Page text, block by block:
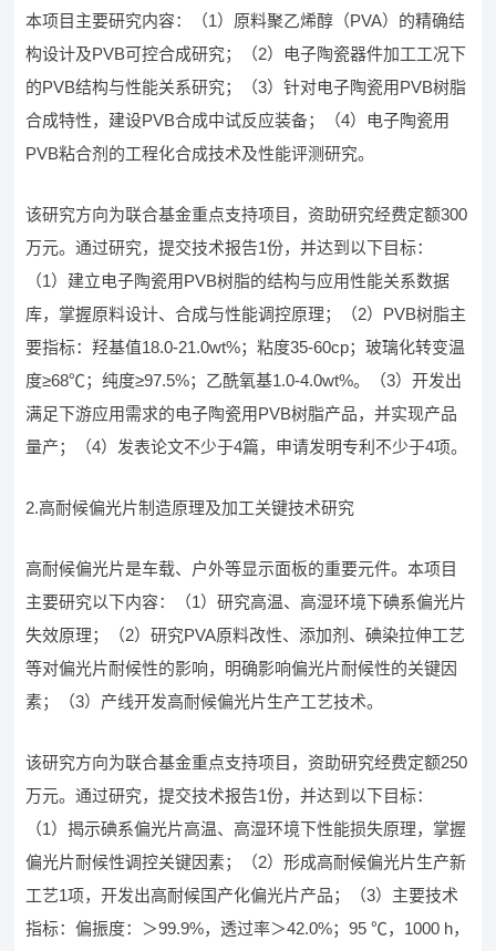
本项目主要研究内容：（1）原料聚乙烯醇（PVA）的精确结
构设计及PVB可控合成研究；（2）电子陶瓷器件加工工况下
的PVB结构与性能关系研究；（3）针对电子陶瓷用PVB树脂
合成特性，建设PVB合成中试反应装备；（4）电子陶瓷用
PVB粘合剂的工程化合成技术及性能评测研究。
该研究方向为联合基金重点支持项目，资助研究经费定额300
万元。通过研究，提交技术报告1份，并达到以下目标：
（1）建立电子陶瓷用PVB树脂的结构与应用性能关系数据
库，掌握原料设计、合成与性能调控原理；（2）PVB树脂主
要指标：羟基值18.0-21.0wt%；粘度35-60cp；玻璃化转变温
度≥68℃；纯度≥97.5%；乙酰氧基1.0-4.0wt%。（3）开发出
满足下游应用需求的电子陶瓷用PVB树脂产品，并实现产品
量产；（4）发表论文不少于4篇，申请发明专利不少于4项。
2.高耐候偏光片制造原理及加工关键技术研究
高耐候偏光片是车载、户外等显示面板的重要元件。本项目
主要研究以下内容：（1）研究高温、高湿环境下碘系偏光片
失效原理；（2）研究PVA原料改性、添加剂、碘染拉伸工艺
等对偏光片耐候性的影响，明确影响偏光片耐候性的关键因
素；（3）产线开发高耐候偏光片生产工艺技术。
该研究方向为联合基金重点支持项目，资助研究经费定额250
万元。通过研究，提交技术报告1份，并达到以下目标：
（1）揭示碘系偏光片高温、高湿环境下性能损失原理，掌握
偏光片耐候性调控关键因素；（2）形成高耐候偏光片生产新
工艺1项，开发出高耐候国产化偏光片产品；（3）主要技术
指标：偏振度：＞99.9%，透过率＞42.0%；95 ℃，1000 h，